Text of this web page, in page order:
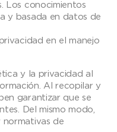
Los conocimientos
y basada en datos de
en el manejo
y la privacidad al
Al recopilar y
garantizar que se
Del mismo modo,
normativas de